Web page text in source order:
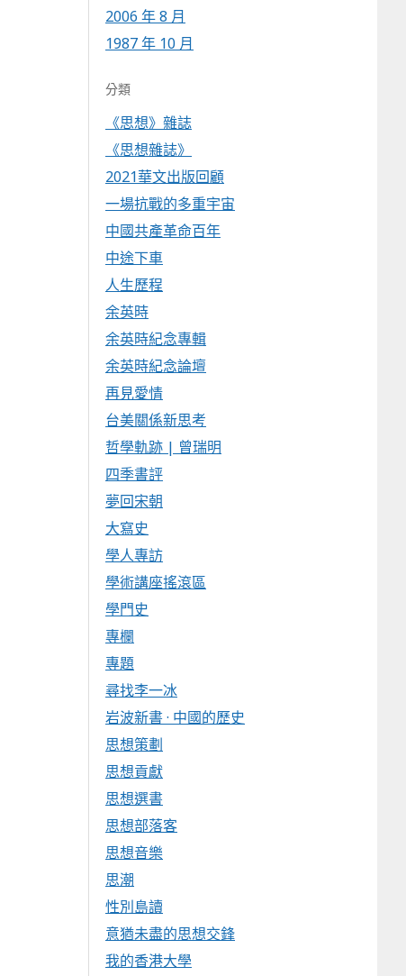
2006 年 8 月
1987 年 10 月
分類
《思想》雜誌
《思想雜誌》
2021華文出版回顧
一場抗戰的多重宇宙
中國共產革命百年
中途下車
人生歷程
余英時
余英時紀念專輯
余英時紀念論壇
再見愛情
台美關係新思考
哲學軌跡 | 曾瑞明
四季書評
夢回宋朝
大寫史
學人專訪
學術講座搖滾區
學門史
專欄
專題
尋找李一冰
岩波新書 · 中國的歷史
思想策劃
思想貢獻
思想選書
思想部落客
思想音樂
思潮
性別島讀
意猶未盡的思想交鋒
我的香港大學